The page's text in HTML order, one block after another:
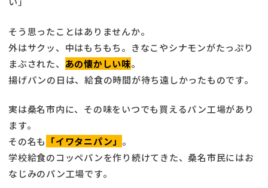
そう思ったことはありませんか。
外はサクッ、中はもちもち。きなこやシナモンがたっぷり
まぶされた、 あの懐かしい味。
揚げパンの日は、給食の時間が待ち遠しかったものです。
実は桑名市内に、その味をいつでも買えるパン工場があり
ます。
その名も 「イワタニパン」 。
学校給食のコッペパンを作り続けてきた、桑名市民にはお
なじみのパン工場です。